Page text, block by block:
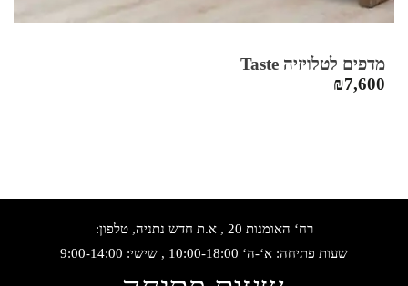
מדפים לטלויזיה Taste
₪7,600
רח‘ האומנות 20 , א.ת חדש נתניה, טלפון:
שעות פתיחה: א‘-ה‘ 10:00-18:00 , שישי: 9:00-14:00